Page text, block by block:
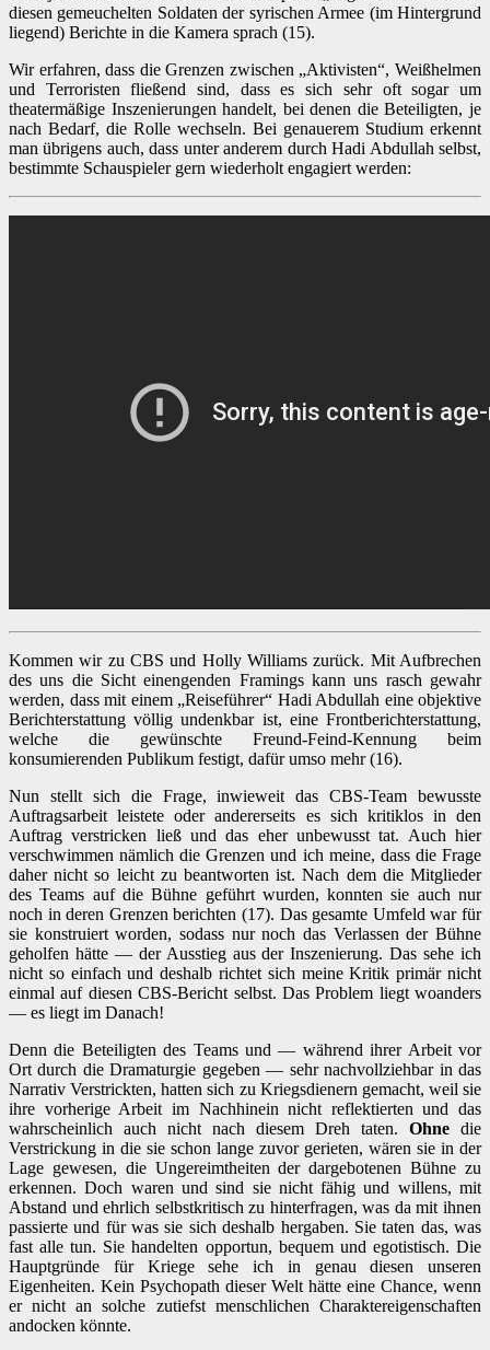
diesen gemeuchelten Soldaten der syrischen Armee (im Hintergrund
liegend) Berichte in die Kamera sprach (15).
Wir erfahren, dass die Grenzen zwischen „Aktivisten“, Weißhelmen
und Terroristen fließend sind, dass es sich sehr oft sogar um
theatermäßige Inszenierungen handelt, bei denen die Beteiligten, je
nach Bedarf, die Rolle wechseln. Bei genauerem Studium erkennt
man übrigens auch, dass unter anderem durch Hadi Abdullah selbst,
bestimmte Schauspieler gern wiederholt engagiert werden:
Kommen wir zu CBS und Holly Williams zurück. Mit Aufbrechen
des uns die Sicht einengenden Framings kann uns rasch gewahr
werden, dass mit einem „Reiseführer“ Hadi Abdullah eine objektive
Berichterstattung völlig undenkbar ist, eine Frontberichterstattung,
welche die gewünschte Freund-Feind-Kennung beim
konsumierenden Publikum festigt, dafür umso mehr (16).
Nun stellt sich die Frage, inwieweit das CBS-Team bewusste
Auftragsarbeit leistete oder andererseits es sich kritiklos in den
Auftrag verstricken ließ und das eher unbewusst tat. Auch hier
verschwimmen nämlich die Grenzen und ich meine, dass die Frage
daher nicht so leicht zu beantworten ist. Nach dem die Mitglieder
des Teams auf die Bühne geführt wurden, konnten sie auch nur
noch in deren Grenzen berichten (17). Das gesamte Umfeld war für
sie konstruiert worden, sodass nur noch das Verlassen der Bühne
geholfen hätte — der Ausstieg aus der Inszenierung. Das sehe ich
nicht so einfach und deshalb richtet sich meine Kritik primär nicht
einmal auf diesen CBS-Bericht selbst. Das Problem liegt woanders
— es liegt im Danach!
Denn die Beteiligten des Teams und — während ihrer Arbeit vor
Ort durch die Dramaturgie gegeben — sehr nachvollziehbar in das
Narrativ Verstrickten, hatten sich zu Kriegsdienern gemacht, weil sie
ihre vorherige Arbeit im Nachhinein nicht reflektierten und das
wahrscheinlich auch nicht nach diesem Dreh taten. Ohne die
Verstrickung in die sie schon lange zuvor gerieten, wären sie in der
Lage gewesen, die Ungereimtheiten der dargebotenen Bühne zu
erkennen. Doch waren und sind sie nicht fähig und willens, mit
Abstand und ehrlich selbstkritisch zu hinterfragen, was da mit ihnen
passierte und für was sie sich deshalb hergaben. Sie taten das, was
fast alle tun. Sie handelten opportun, bequem und egotistisch. Die
Hauptgründe für Kriege sehe ich in genau diesen unseren
Eigenheiten. Kein Psychopath dieser Welt hätte eine Chance, wenn
er nicht an solche zutiefst menschlichen Charaktereigenschaften
andocken könnte.